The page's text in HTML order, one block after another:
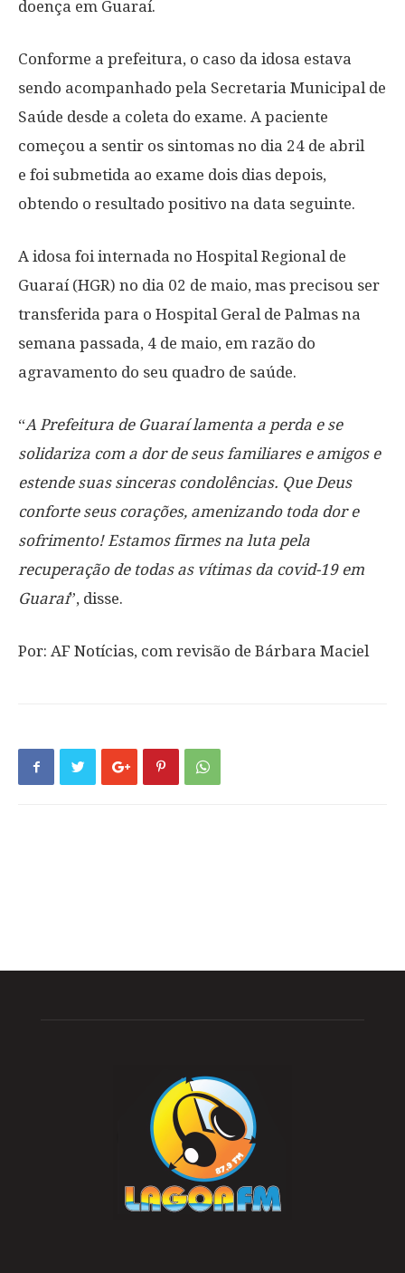
doença em Guaraí.
Conforme a prefeitura, o caso da idosa estava
sendo acompanhado pela Secretaria Municipal de
Saúde desde a coleta do exame. A paciente
começou a sentir os sintomas no dia 24 de abril
e foi submetida ao exame dois dias depois,
obtendo o resultado positivo na data seguinte.
A idosa foi internada no Hospital Regional de
Guaraí (HGR) no dia 02 de maio, mas precisou ser
transferida para o Hospital Geral de Palmas na
semana passada, 4 de maio, em razão do
agravamento do seu quadro de saúde.
“A Prefeitura de Guaraí lamenta a perda e se
solidariza com a dor de seus familiares e amigos e
estende suas sinceras condolências. Que Deus
conforte seus corações, amenizando toda dor e
sofrimento! Estamos firmes na luta pela
recuperação de todas as vítimas da covid-19 em
Guaraí”, disse.
Por: AF Notícias, com revisão de Bárbara Maciel